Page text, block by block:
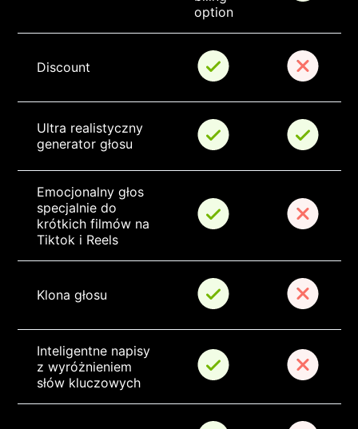
option
Discount
Ultra realistyczny
generator głosu
Emocjonalny głos
specjalnie do
krótkich filmów na
Tiktok i Reels
Klona głosu
Inteligentne napisy
z wyróżnieniem
słów kluczowych